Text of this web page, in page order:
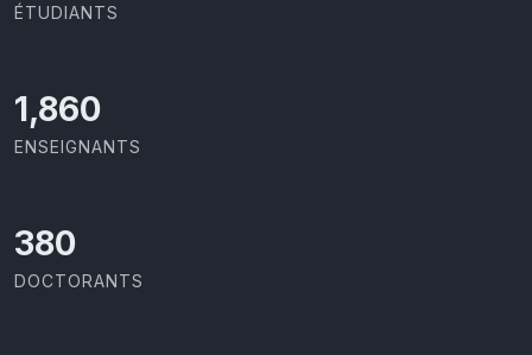
ÉTUDIANTS
1,973
ENSEIGNANTS
403
DOCTORANTS